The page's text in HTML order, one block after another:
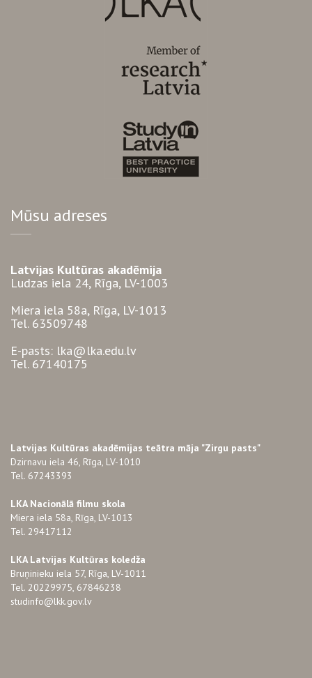
Mūsu adreses
Latvijas Kultūras akadēmija
Ludzas iela 24, Rīga, LV-1003
Miera iela 58a, Rīga, LV-1013
Tel. 63509748
E-pasts: lka@lka.edu.lv
Tel. 67140175
Latvijas Kultūras akadēmijas teātra māja "Zirgu pasts"
Dzirnavu iela 46, Rīga, LV-1010
Tel. 67243393
LKA Nacionālā filmu skola
Miera iela 58a, Rīga, LV-1013
Tel. 29417112
LKA Latvijas Kultūras koledža
Bruņinieku iela 57, Rīga, LV-1011
Tel. 20229975, 67846238
studinfo@lkk.gov.lv